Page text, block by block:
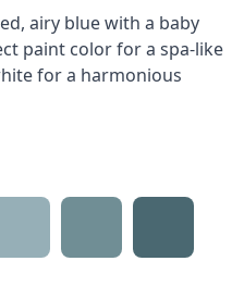
airy blue with a baby
paint color for a spa-like
for a harmonious